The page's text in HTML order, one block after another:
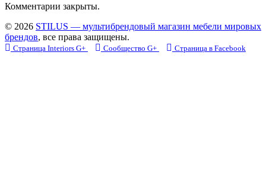
Комментарии закрыты.
© 2026 STILUS — мультибрендовый магазин мебели мировых
брендов, все права защищены.
Страница Interiors G+ Сообщество G+ Страница в Facebook